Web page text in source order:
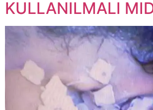
KULLANILMALI